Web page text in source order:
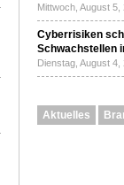
Mittwoch, August
Cyberrisiken
Schwachstellen
Dienstag, August
Aktuelles